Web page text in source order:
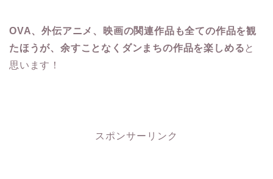
OVA、外伝アニメ、映画の関連作品も全ての作品を観
たほうが、余すことなくダンまちの作品を楽しめる と
思います！
スポンサーリンク